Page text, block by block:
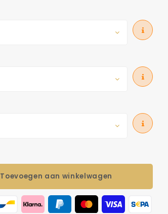
Toevoegen aan winkelwagen